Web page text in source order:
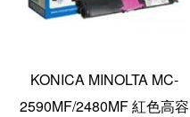
KONICA MINOLTA MC-
2590MF/2480MF 紅色高容